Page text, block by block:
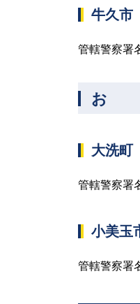
牛久市
管轄警察署
お
大洗町
管轄警察署
小美玉
管轄警察署